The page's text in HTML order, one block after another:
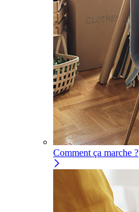
Comment ça marche ?